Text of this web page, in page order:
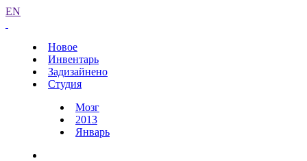
EN
Новое
Инвентарь
Задизайнено
Студия
Мозг
2013
Январь